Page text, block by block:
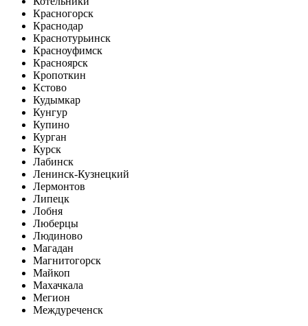
Красногорск
Краснодар
Краснотурьинск
Красноуфимск
Красноярск
Кропоткин
Кстово
Кудымкар
Кунгур
Купино
Курган
Курск
Лабинск
Ленинск-Кузнецкий
Лермонтов
Липецк
Лобня
Люберцы
Людиново
Магадан
Магнитогорск
Майкоп
Махачкала
Мегион
Междуреченск